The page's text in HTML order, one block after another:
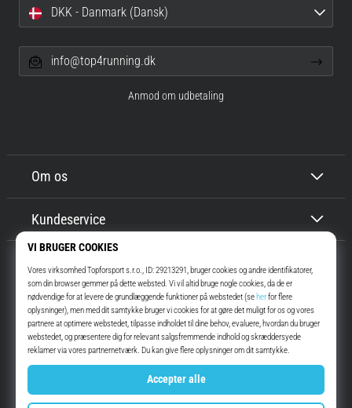
Top4Running.dk
I mere end 16 år har vi motiveret dig til at gå ud og løbe. Hurtigere. Med
os. Hver dag.
InstagramYouTube
Om os
Kundeservice
DKK - Danmark (Dansk)
info@top4running.dk
Anmod om udbetaling